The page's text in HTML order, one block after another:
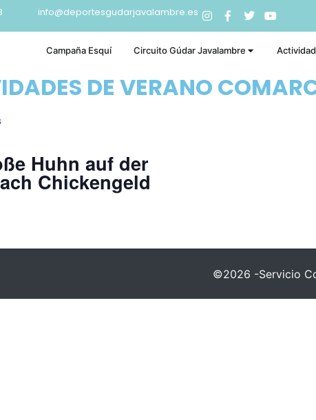
info@deportesgudarjavalambre.es
Campaña Esquí Circuito Gúdar Javalambre
DE VERANO
Huhn auf der
Chickengeld
©2026 -Servicio